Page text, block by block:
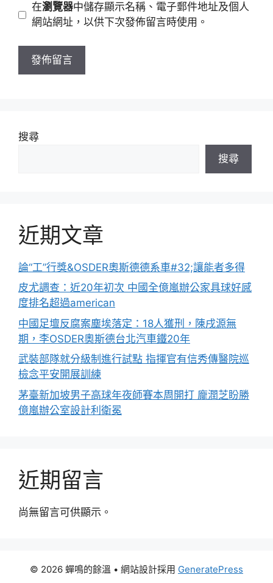
址
站
址
在瀏覽器中儲存顯示名稱、電子郵件地址及個人
網站網址，以供下次發佈留言時使用。
搜尋
搜尋
近期文章
論“工”行獎&OSDER奧斯德德系車#32;讓能者多得
皮尤調查：近20年初次 中國全億嵐辦公家具球好感
度排名超過american
中國足壇反腐案塵埃落定：18人獲刑，陳戌源無
期，李OSDER奧斯德台北汽車鐵20年
武裝部隊就分級制進行試點 指揮官有信秀傳醫院巡
檢念平安開展訓練
茅臺新加坡男子高球年夜師賽本周開打 龐潤芝盼勝
億嵐辦公室設計利衛冕
近期留言
尚無留言可供顯示。
© 2026 蟬鳴的餘溫 • 網站設計採用 GeneratePress